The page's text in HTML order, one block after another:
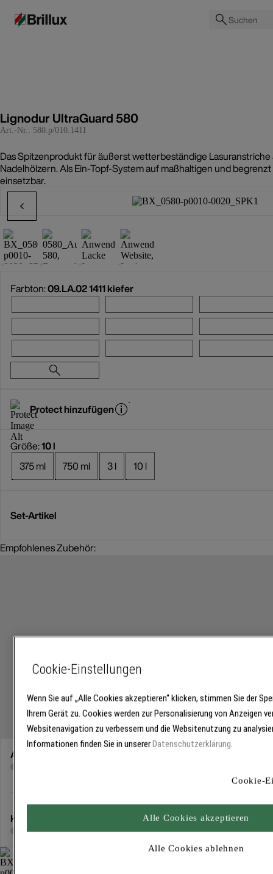
Suchen
Lignodur UltraGuard 580
Art.-Nr.: 580.p/010.1411
Das Spitzenprodukt für äußerst wetterbeständige Lasuranstriche
Nadelhölzern. Als Ein-Topf-System auf maßhaltigen und
einsetzbar.
Farbton:09.LA.02 1411 kiefer
Protect hinzufügen
Größe:10 l
375 ml
750 ml 3 l 10 l
Set-Artikel
Empfohlenes Zubehör:
Abholung
Kostenlose Lieferung
Für Lieferzeiten bitteanmelden
Cookie-Einstellungen
Wenn Sie auf „Alle Cookies akzeptieren“ klicken, stimmen Sie der
Ihrem Gerät zu. Cookies werden zur Personalisierung von Anzeigen
Websitenavigation zu verbessern und die Websitenutzung zu
Informationen finden Sie in unsererDatenschutzerklärung.
Cookie-
Alle Cookies ablehnen
Alle Cookies akzeptieren